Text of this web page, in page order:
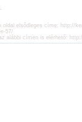
oldal elsődleges címe:
http://
57/
alábbi címen is elérhető: